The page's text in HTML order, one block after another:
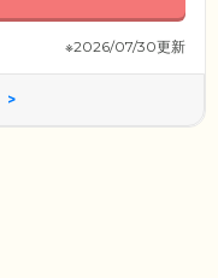
※2026/07/30更新